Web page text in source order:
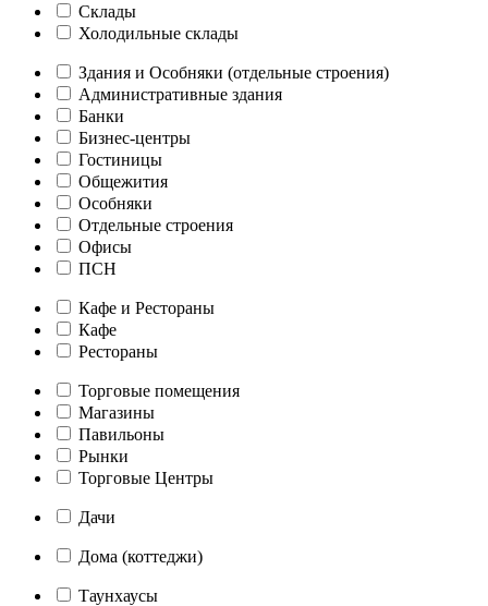
Склады
Холодильные склады
Здания и Особняки (отдельные строения)
Административные здания
Банки
Бизнес-центры
Гостиницы
Общежития
Особняки
Отдельные строения
Офисы
ПСН
Кафе и Рестораны
Кафе
Рестораны
Торговые помещения
Магазины
Павильоны
Рынки
Торговые Центры
Дачи
Дома (коттеджи)
Таунхаусы